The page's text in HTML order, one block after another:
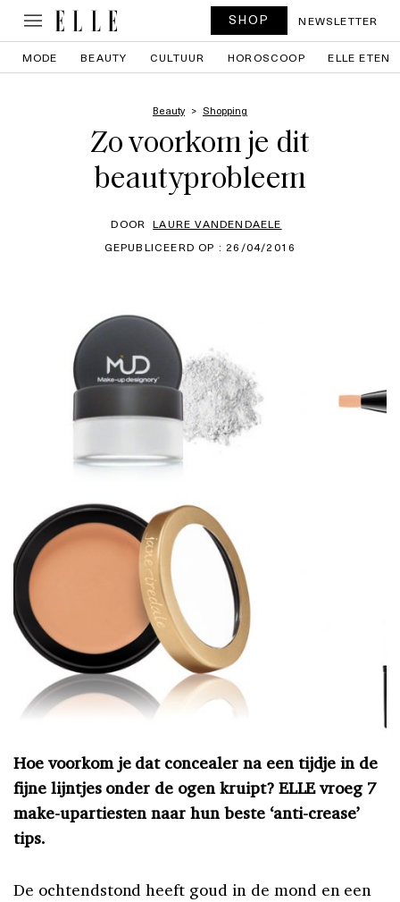
SHOP NEWSLETTER
MODE BEAUTY CULTUUR HOROSCOOP ELLE ETEN
Beauty Shopping
Zo voorkom je dit
beautyprobleem
DOOR LAURE VANDENDAELE
GEPUBLICEERD OP : 26/04/2016
Hoe voorkom je dat concealer na een tijdje in de
fijne lijntjes onder de ogen kruipt? ELLE vroeg 7
make-upartiesten naar hun beste ‘anti-crease’
tips.
De ochtendstond heeft goud in de mond en een